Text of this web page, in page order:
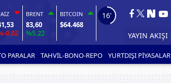
0.02
BRENT
83,60
%5.22
BITCOIN
$64.468
15'
YAYIN AKIŞI
PARALAR TAHVİL-BONO-REPO YURTDIŞI PİYASALAR